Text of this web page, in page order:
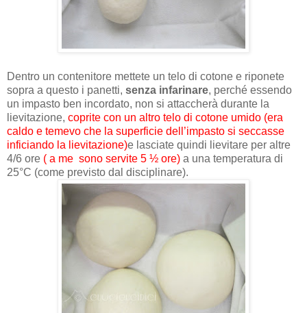
Dentro un contenitore mettete un telo di cotone e riponete
sopra a questo i panetti, senza infarinare, perché essendo
un impasto ben incordato, non si attaccherà durante la
lievitazione, coprite con un altro telo di cotone umido (era
caldo e temevo che la superficie dell’impasto si seccasse
inficiando la lievitazione)e lasciate quindi lievitare per altre
4/6 ore ( a me sono servite 5 ½ ore) a una temperatura di
25°C (come previsto dal disciplinare).